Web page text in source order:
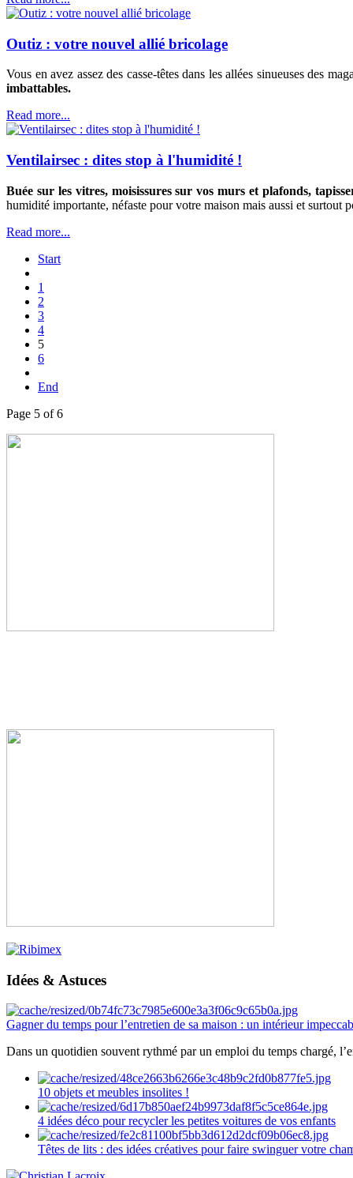
Outiz : votre nouvel allié bricolage
Vous en avez assez des casse-têtes dans les allées sinueuses des
imbattables.
Read more...
Ventilairsec : dites stop à l'humidité !
Buée sur les vitres, moisissures sur vos murs et plafonds,
humidité importante, néfaste pour votre maison mais aussi et surtout
Read more...
Start
1
2
3
4
5
6
End
Page 5 of 6
Idées & Astuces
Gagner du temps pour l’entretien de sa maison : un intérieur
Dans un quotidien souvent rythmé par un emploi du temps chargé,
10 objets et meubles insolites !
4 idées déco pour recycler les petites voitures de vos enfants
Têtes de lits : des idées créatives pour faire swinguer votre